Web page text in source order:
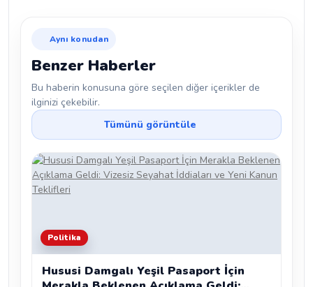
Aynı konudan
Benzer Haberler
Bu haberin konusuna göre seçilen diğer içerikler de
ilginizi çekebilir.
Tümünü görüntüle
Politika
Hususi Damgalı Yeşil Pasaport İçin